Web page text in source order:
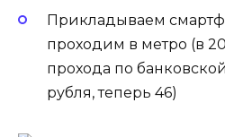
Прикладываем
проходим в метро (в
прохода по
рубля, теперь 46)